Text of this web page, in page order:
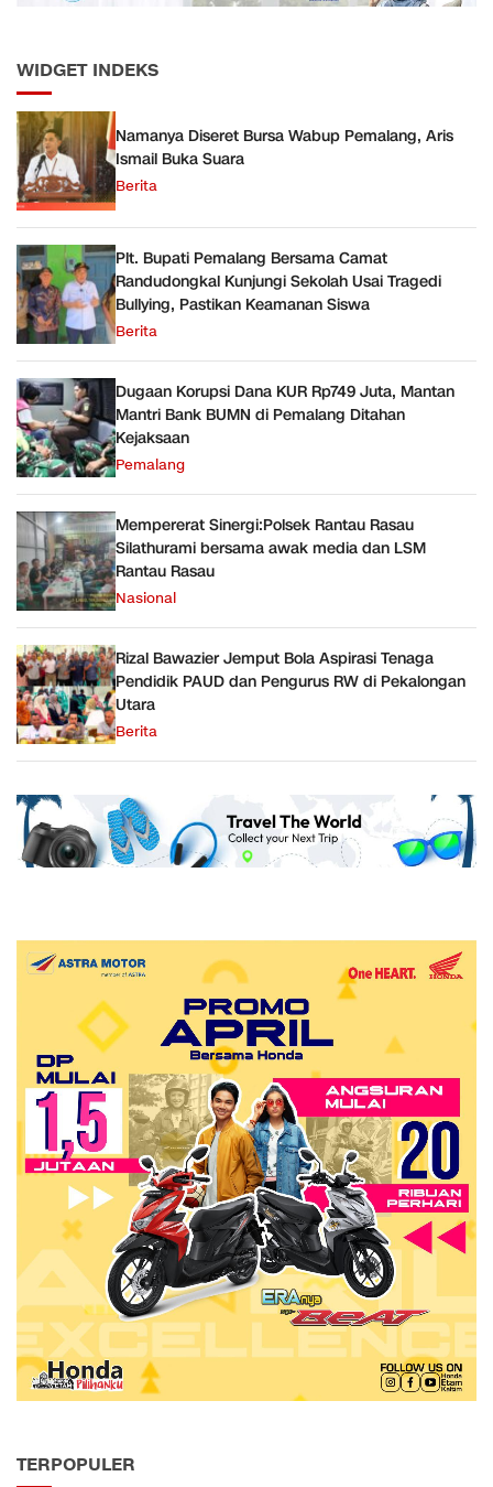
WIDGET INDEKS
Namanya Diseret Bursa Wabup Pemalang, Aris
Ismail Buka Suara
Berita
Plt. Bupati Pemalang Bersama Camat
Randudongkal Kunjungi Sekolah Usai Tragedi
Bullying, Pastikan Keamanan Siswa
Berita
Dugaan Korupsi Dana KUR Rp749 Juta, Mantan
Mantri Bank BUMN di Pemalang Ditahan
Kejaksaan
Pemalang
Mempererat Sinergi:Polsek Rantau Rasau
Silathurami bersama awak media dan LSM
Rantau Rasau
Nasional
Rizal Bawazier Jemput Bola Aspirasi Tenaga
Pendidik PAUD dan Pengurus RW di Pekalongan
Utara
Berita
TERPOPULER